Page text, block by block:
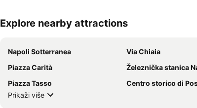
Explore nearby attractions
Napoli Sotterranea Via Chiaia
Piazza Carità
Železnička stanica
Piazza Tasso
Centro storico di
Prikaži više